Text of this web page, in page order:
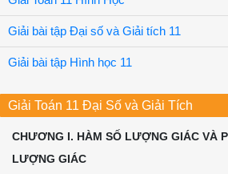
71	.
COS
— 4-	■
« COS	sin
_4 _
Vậy cos45°30' « ——	-7—
360
« 0,7009
Giái
Giải bài tập Đại số và Giải tích 11
Giải bài tập Hình học 11
Giải Toán 11 Đại Số và Giải Tích
CHƯƠNG I. HÀM SỐ LƯỢNG GIÁC VÀ
LƯỢNG GIÁC